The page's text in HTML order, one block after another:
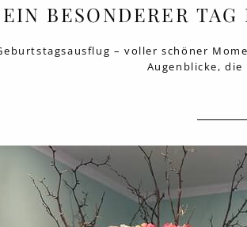
EIN BESONDERER
– voller schöner
Augenblicke,